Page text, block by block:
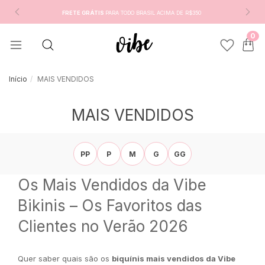
FRETE GRÁTIS PARA TODO BRASIL ACIMA DE R$350
0
Início MAIS VENDIDOS
MAIS VENDIDOS
PP P M G GG
Os Mais Vendidos da Vibe
Bikinis – Os Favoritos das
Clientes no Verão 2026
Quer saber quais são os biquínis mais vendidos da Vibe